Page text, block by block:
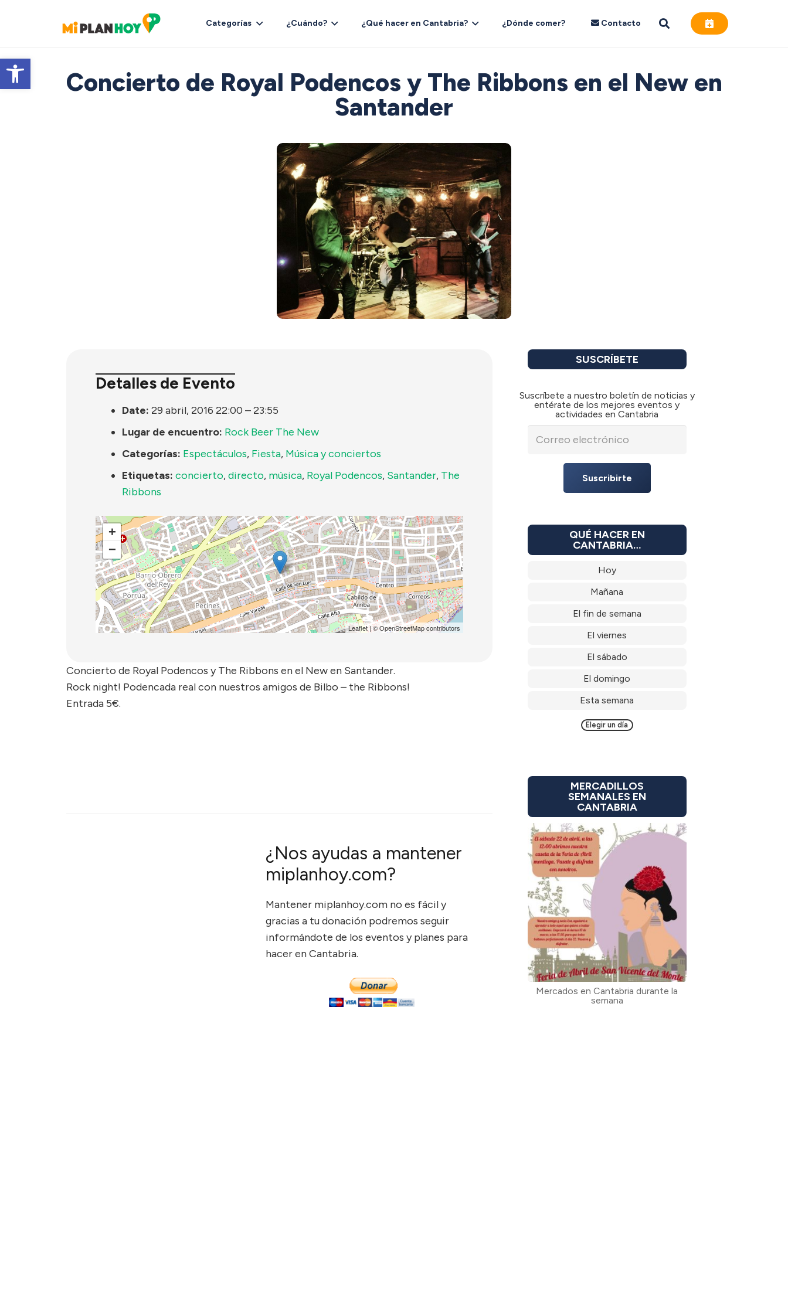
Abrir barra de herramientas
Categorías ¿Cuándo? ¿Qué hacer en Cantabria? ¿Dónde comer? Contacto
Concierto de Royal Podencos y The Ribbons en el New en
Santander
Detalles de Evento
Date: 29 abril, 2016 22:00 –23:55
Lugar de encuentro: Rock Beer The New
Categorías: Espectáculos, Fiesta, Música y conciertos
Etiquetas: concierto,directo, música, Royal Podencos, Santander, The
Ribbons
+
−
Leaflet| ©OpenStreetMapcontributors
Concierto de Royal Podencos y The Ribbons en el New en Santander.
Rock night! Podencada real con nuestros amigos de Bilbo – the Ribbons!
Entrada 5€.
¿Nos ayudas a mantener
miplanhoy.com?
Mantener miplanhoy.com no es fácil y
gracias a tu donación podremos seguir
informándote de los eventos y planes para
hacer en Cantabria.
SUSCRÍBETE
Suscríbete a nuestro boletín de noticias y
entérate de los mejores eventos y
actividades en Cantabria
Suscribirte
QUÉ HACER EN
CANTABRIA…
Hoy
Mañana
El fin de semana
El viernes
El sábado
El domingo
Esta semana
Elegir un día
MERCADILLOS
SEMANALES EN
CANTABRIA
Mercados en Cantabria durante la
semana